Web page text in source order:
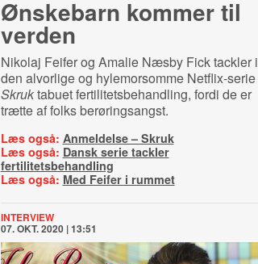
Ønskebarn kommer til
verden
Nikolaj Feifer og Amalie Næsby Fick tackler i
den alvorlige og hylemorsomme Netflix-serie
Skruktabuet fertilitetsbehandling, fordi de er
trætte af folks berøringsangst.
Læs også: Anmeldelse – Skruk
Læs også: Dansk serie tackler
fertilitetsbehandling
Læs også: Med Feifer i rummet
INTERVIEW
07. OKT. 2020 | 13:51